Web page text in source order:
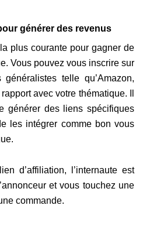
générer des revenus
la plus courante pour gagner de
Vous pouvez vous inscrire sur
généralistes telle qu’Amazon,
avec votre thématique. Il
générer des liens spécifiques
les intégrer comme bon vous
d’affiliation, l’internaute est
et vous touchez une
commande.